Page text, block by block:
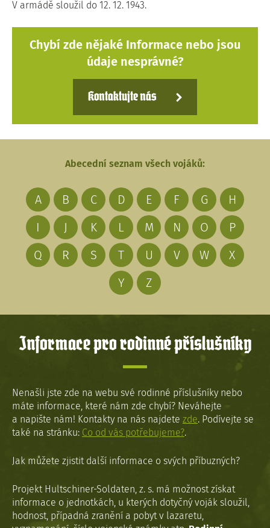
V armádě sloužil do 12. 12. 1943.
Chybí zde nějaké Informace nebo jsou
údaje nesprávné?
Kontaktujte nás
Abecední seznam všech vojáků:
A B C D E F G
H
I
J K L M N O
P
Q
R S T U V W
X
Y
Z
Informace pro rodinné příslušníky
Nenašli jste zde na webu své rodinné příslušníky nebo
máte informace, které nám zde chybí? Neváhejte
a napište nám! Kontakty na nás najdete zde. Podívejte se
také na stránku: Co od vás potřebujeme?.
Jak můžete zjistit další informace o svých příbuzných?
Projekt Hultschiner-Soldaten, z. s. má možnost získat
informace o jednotkách, u kterých dotyčný voják sloužil,
hodnost, případná zranění a pobyt v lazaretu,